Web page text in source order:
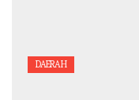
DAERAH